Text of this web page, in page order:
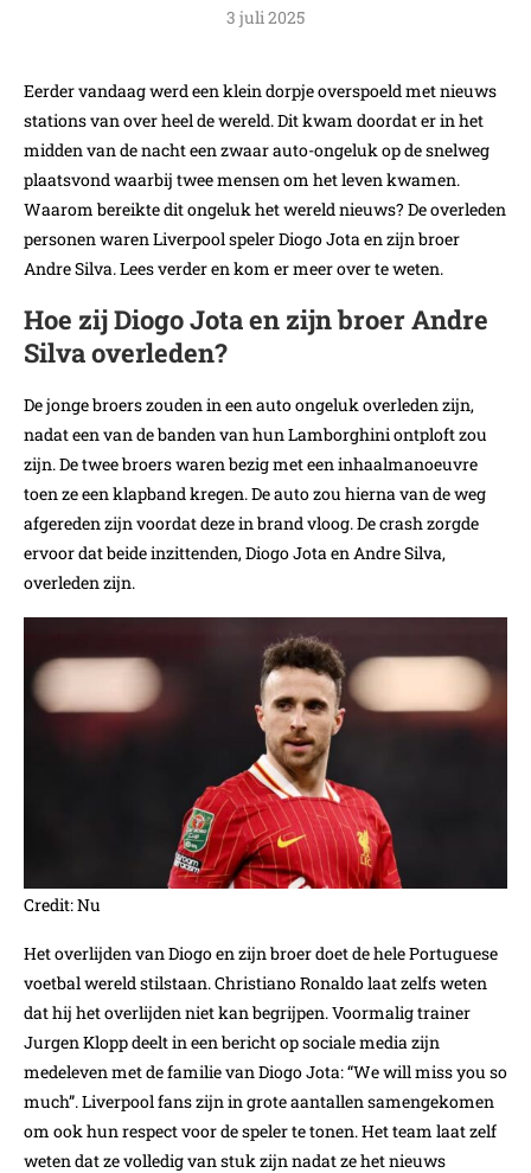
3 juli 2025
Eerder vandaag werd een klein dorpje overspoeld met nieuws
stations van over heel de wereld. Dit kwam doordat er in het
midden van de nacht een zwaar auto-ongeluk op de snelweg
plaatsvond waarbij twee mensen om het leven kwamen.
Waarom bereikte dit ongeluk het wereld nieuws? De overleden
personen waren Liverpool speler Diogo Jota en zijn broer
Andre Silva. Lees verder en kom er meer over te weten.
Hoe zij Diogo Jota en zijn broer Andre
Silva overleden?
De jonge broers zouden in een auto ongeluk overleden zijn,
nadat een van de banden van hun Lamborghini ontploft zou
zijn. De twee broers waren bezig met een inhaalmanoeuvre
toen ze een klapband kregen. De auto zou hierna van de weg
afgereden zijn voordat deze in brand vloog. De crash zorgde
ervoor dat beide inzittenden, Diogo Jota en Andre Silva,
overleden zijn.
Credit: Nu
Het overlijden van Diogo en zijn broer doet de hele Portuguese
voetbal wereld stilstaan. Christiano Ronaldo laat zelfs weten
dat hij het overlijden niet kan begrijpen. Voormalig trainer
Jurgen Klopp deelt in een bericht op sociale media zijn
medeleven met de familie van Diogo Jota: “We will miss you so
much”. Liverpool fans zijn in grote aantallen samengekomen
om ook hun respect voor de speler te tonen. Het team laat zelf
weten dat ze volledig van stuk zijn nadat ze het nieuws